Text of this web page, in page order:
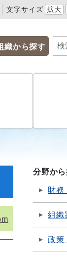
文字サイズ 拡大
織から探す
分野か
財務
組織
政策